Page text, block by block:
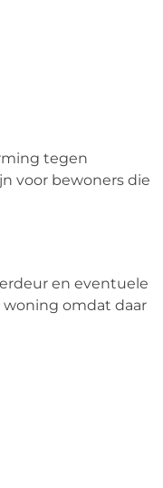
tegen
voor bewoners die
en eventuele
woning omdat daar